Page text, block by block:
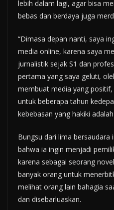
lebih dalam lagi, agar bisa
bebas dan berdaya juga
“Dimasa depan nanti, saya
media online, karena saya
jurnalistik sejak S1 dan
pertama yang saya geluti,
membuat media yang
untuk beberapa tahun
kebebasan yang hakiki
Bungsu dari lima bersaudara
bahwa ia ingin menjadi
karena sebagai seorang
banyak orang untuk
melihat orang lain bahagia
dan disebarluaskan.